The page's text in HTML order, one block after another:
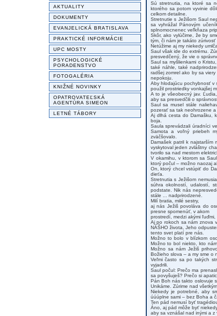
AKTUALITY
DOKUMENTY
EVANJELICKÁ BRATISLAVA
PRAKTICKÉ INFORMÁCIE
UPC MOSTY
PSYCHOLOGICKÉ
PORADENSTVO
FOTOGALÉRIA
KNIŽNÉ NOVINKY
OPATROVATEĽSKÁ
AGENTÚRA SIMEON
LETNÉ TÁBORY
Sú stretnutia, na ktoré sa
ktorého sa potom vyvinie
celkom detailne.
Stretnutie s Ježišom Saul
sa vyhrážal Pánovým
splnomocnenec veľkňaza
Skôr, ako vylúčime, že by
tým, či nám je takáto
Netúžime aj my niekedy
Saul však ide do extrému.
presvedčený, že vie o
Saul sa myšlienkami o
také náhle, také
radšej zomrel ako by sa
nepokoju.
Aby hlodajúcu pochybnosť v
použil prostriedky vonkajšej
A to je všeobecný jav.
aby sa presvedčili o
Saul sa musel stále
pozerať sa tak neohrozene
Aj dlhá cesta do Damašku,
boja.
Saula sprevádzali úradníci
Samota a voľný priebeh
zväčšovalo.
Damašek patril k
vyskytoval jeden zvláštny
tvorilo sa nad mestom
V okamihu, v ktorom sa
ktorý počul – možno naozaj
On, ktorý chcel vstúpiť do
dieťa.
Stretnutia s Ježišom
súhra okolností, udalostí,
podstate. Nik nás
stále ... nadprirodzené.
Milí bratia, milé sestry,
aj nás Ježiš povoláva do
presne spomenúť, v akom
prostredí, medzi akými
Aj po rokoch sa nám znova
NÁŠHO života, Jeho
tento svet platí pre nás.
Možno to bolo v blízkom
Možno to bol niekto, kto
Možno sa nám Ježiš
Božieho slova – a my sme o
Veľmi často sa po takých
vyjadrili.
Saul počul: Prečo ma
sa povyšuješ? Prečo si
Pán Boh nás takto oslovuje
Unikáme. Zúrime nad
Niekedy je potrebné, aby
úúúplne sami – bez Boha a
Ten pád nemusí byť
Áno, aj pád môže byť
aby sa vznášal nad inými a